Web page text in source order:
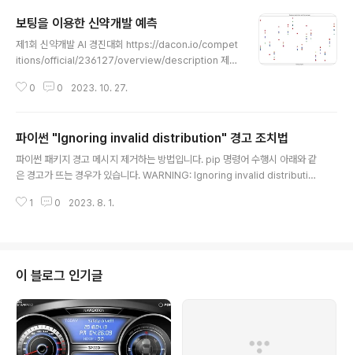
rt=443): Max retries exceeded with..
보팅을 이용한 신약개발 예측
제1회 신약개발 AI 경진대회 https://dacon.io/compet
itions/official/236127/overview/description 제1
드 공유 게시물은 내용 확인 후 좋아요(투표) 가능합니다.
모델의 하이퍼 파라메터를 찾기위해 hyperopt 라이브러
리를 이용하여 최적화 수행 결과를 DB에 저장하셨습니다.
DB에 저장된 결과에서 최적값을 추출하여 학습을 진행하
이용하여 통합 하였습니다. 사용 모델 : RF, GB, LightGB
0 0 2023. 10. 27.
파이썬 "Ignoring invalid distribution" 경고 조치법
파이썬 패키지 경고 메시지 제거하는 방법입니다. pip 명령어 수행시 아래와 같
은 경고가 뜨는 경우가 있습니다. WARNING: Ignoring invalid distributio
\site-packages) WARNING: Ignoring invalid distribution -rotobuf
하는 폴더가 있는데 모두 삭제..
1 0 2023. 8. 1.
이 블로그 인기글